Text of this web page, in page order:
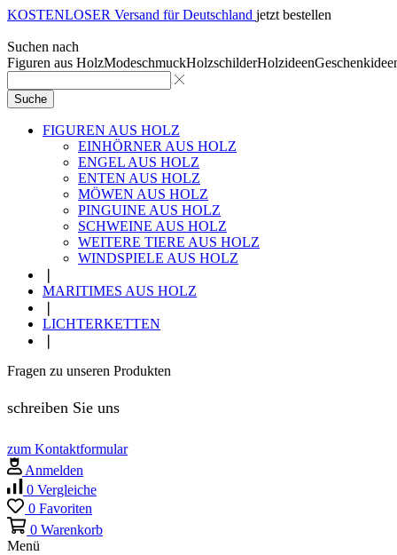
KOSTENLOSER Versand für Deutschland jetzt bestellen
Suchen nach
Figuren aus HolzModeschmuckHolzschilderHolzideen
Suche
FIGUREN AUS HOLZ
EINHÖRNER AUS HOLZ
ENGEL AUS HOLZ
ENTEN AUS HOLZ
MÖWEN AUS HOLZ
PINGUINE AUS HOLZ
SCHWEINE AUS HOLZ
WEITERE TIERE AUS HOLZ
WINDSPIELE AUS HOLZ
MARITIMES AUS HOLZ
LICHTERKETTEN
Fragen zu unseren Produkten
schreiben Sie uns
zum Kontaktformular
Anmelden
0 Vergleiche
0 Favoriten
0 Warenkorb
Menü